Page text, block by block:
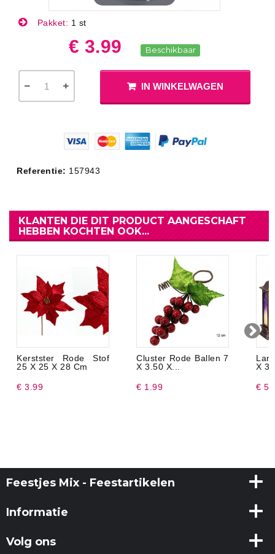
Pakket: 1 st
€ 3.99 Beschikbaar
IN WINKELWAGEN
Referentie: 157943
KLANTEN DIE DIT PRODUCT AANGESCHAFT
HEBBEN KOCHTEN OOK...
Kerstster Rode Stof
25 X 25 X 28 Cm
€ 3.99
Cluster Rode Ballen 7
X 3.50 X...
€ 1.99
X
€
Feestjes Mix - Feestartikelen
Informatie
Volg ons